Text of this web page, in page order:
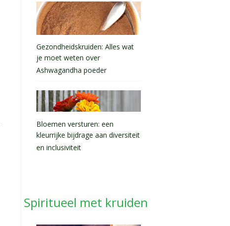
Gezondheidskruiden: Alles wat
je moet weten over
Ashwagandha poeder
Bloemen versturen: een
kleurrijke bijdrage aan diversiteit
en inclusiviteit
Spiritueel met kruiden